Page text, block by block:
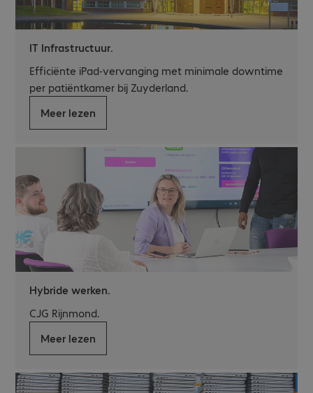
IT Infrastructuur.
Efficiënte iPad-vervanging met minimale downtime
per patiëntkamer bij Zuyderland.
Meer lezen
Hybride werken.
CJG Rijnmond.
Meer lezen